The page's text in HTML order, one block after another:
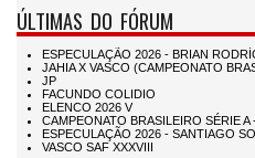
ÚLTIMAS DO FÓRUM